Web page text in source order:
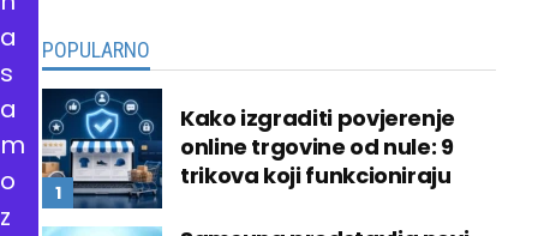
POPULARNO
Kako izgraditi povjerenje
online trgovine od nule: 9
trikova koji funkcioniraju
a
s
a
m
o
z